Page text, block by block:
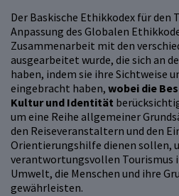
Der Baskische Ethikkodex für den
Anpassung des Globalen
Zusammenarbeit mit den
ausgearbeitet wurde, die sich an
haben, indem sie ihre Sichtweise
eingebracht haben, wobei die
Kultur und Identität
um eine Reihe allgemeiner
den Reiseveranstaltern und den
Orientierungshilfe dienen sollen,
verantwortungsvollen Tourismus
Umwelt, die Menschen und ihre
gewährleisten.